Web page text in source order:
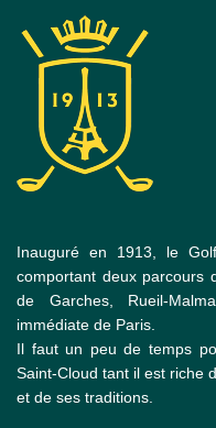
Inauguré en 1913, le
comportant deux parcours
de Garches, Rueil-
immédiate de Paris.
Il faut un peu de temps
Saint-Cloud tant il est riche
et de ses traditions.